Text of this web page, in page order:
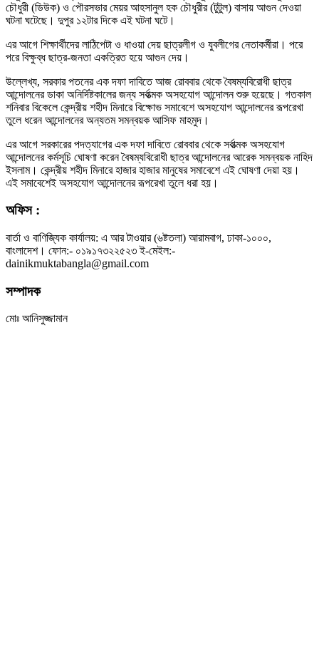
চৌধুরী (ডিউক) ও পৌরসভার মেয়র আহসানুল হক চৌধুরীর (টুটুল) বাসায় আগুন দেওয়া
ঘটনা ঘটেছে। দুপুর ১২টার দিকে এই ঘটনা ঘটে।
এর আগে শিক্ষার্থীদের লাঠিপেটা ও ধাওয়া দেয় ছাত্রলীগ ও যুবলীগের নেতাকর্মীরা। পরে
পরে বিক্ষুব্ধ ছাত্র-জনতা একত্রিত হয়ে আগুন দেয়।
উল্লেখ্য, সরকার পতনের এক দফা দাবিতে আজ রোববার থেকে বৈষম্যবিরোধী ছাত্র
আন্দোলনের ডাকা অনির্দিষ্টকালের জন্য সর্বাত্মক অসহযোগ আন্দোলন শুরু হয়েছে। গতকাল
শনিবার বিকেলে কেন্দ্রীয় শহীদ মিনারে বিক্ষোভ সমাবেশে অসহযোগ আন্দোলনের রূপরেখা
তুলে ধরেন আন্দোলনের অন্যতম সমন্বয়ক আসিফ মাহমুদ।
এর আগে সরকারের পদত্যাগের এক দফা দাবিতে রোববার থেকে সর্বাত্মক অসহযোগ
আন্দোলনের কর্মসূচি ঘোষণা করেন বৈষম্যবিরোধী ছাত্র আন্দোলনের আরেক সমন্বয়ক নাহিদ
ইসলাম। কেন্দ্রীয় শহীদ মিনারে হাজার হাজার মানুষের সমাবেশে এই ঘোষণা দেয়া হয়।
এই সমাবেশেই অসহযোগ আন্দোলনের রূপরেখা তুলে ধরা হয়।
অফিস :
বার্তা ও বাণিজ্যিক কার্যালয়: এ আর টাওয়ার (৬ষ্টতলা) আরামবাগ, ঢাকা-১০০০,
বাংলাদেশ। ফোন:- ০১৯১৭৩২২৫২৩ ই-মেইল:-
dainikmuktabangla@gmail.com
সম্পাদক
মোঃ আনিসুজ্জামান